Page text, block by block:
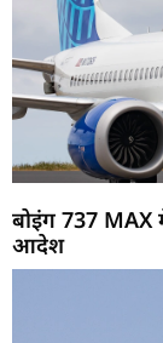
बोइंग 737 MAX
आदेश